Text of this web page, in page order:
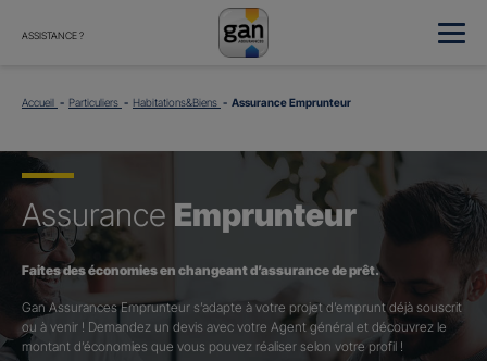
ASSISTANCE ?
Accueil Particuliers Habitations&Biens Assurance Emprunteur
Assurance Emprunteur
Faites des économies en changeant d’assurance de prêt.
Gan Assurances Emprunteur s’adapte à votre projet d’emprunt déjà souscrit
ou à venir ! Demandez un devis avec votre Agent général et découvrez le
montant d’économies que vous pouvez réaliser selon votre profil !